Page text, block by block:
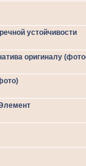
устойчивости
оригиналу